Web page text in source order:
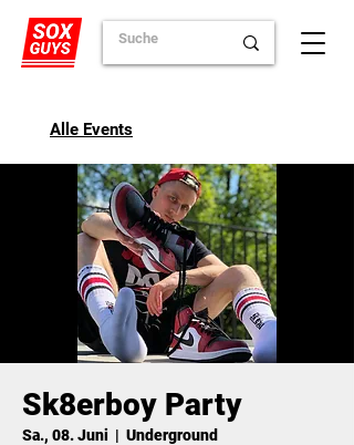
Alle Events
Sk8erboy Party
Sa., 08. Juni
  |
Underground